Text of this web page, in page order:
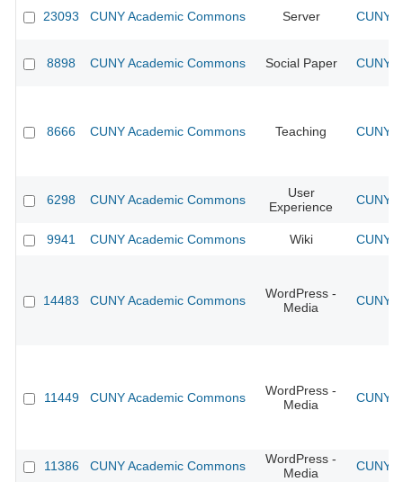
23093 CUNY Academic Commons Server CUNY
8898 CUNY Academic Commons Social Paper CUNY
8666 CUNY Academic Commons Teaching CUNY
6298 CUNY Academic Commons
User
Experience
CUNY
9941 CUNY Academic Commons Wiki CUNY
14483 CUNY Academic Commons
WordPress -
Media
CUNY
11449 CUNY Academic Commons
WordPress -
Media
CUNY
11386 CUNY Academic Commons
WordPress -
Media
CUNY